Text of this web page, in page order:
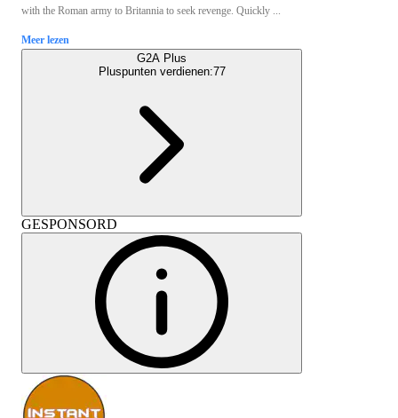
with the Roman army to Britannia to seek revenge. Quickly ...
Meer lezen
G2A Plus
Pluspunten verdienen:77
GESPONSORD